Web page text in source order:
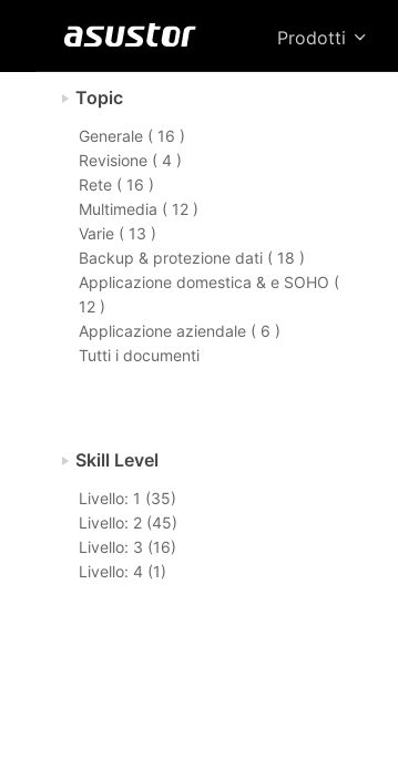
Prodotti
Topic
Generale ( 16 )
Revisione ( 4 )
Rete ( 16 )
Multimedia ( 12 )
Varie ( 13 )
Backup & protezione dati ( 18 )
Applicazione domestica & e SOHO (
12 )
Applicazione aziendale ( 6 )
Tutti i documenti
Skill Level
Livello: 1 (35)
Livello: 2 (45)
Livello: 3 (16)
Livello: 4 (1)